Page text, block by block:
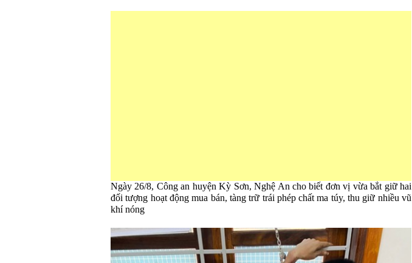
Ngày 26/8, Công an huyện Kỳ Sơn, Nghệ An cho biết đơn vị vừa bắt giữ hai
đối tượng hoạt động mua bán, tàng trữ trái phép chất ma túy, thu giữ nhiều vũ
khí nóng